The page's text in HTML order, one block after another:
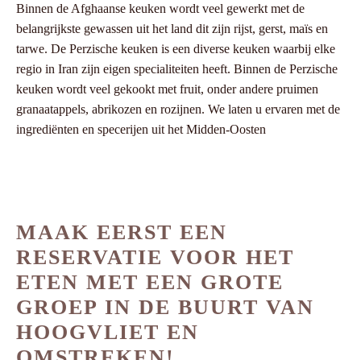
Binnen de Afghaanse keuken wordt veel gewerkt met de
belangrijkste gewassen uit het land dit zijn rijst, gerst, maïs en
tarwe. De Perzische keuken is een diverse keuken waarbij elke
regio in Iran zijn eigen specialiteiten heeft. Binnen de Perzische
keuken wordt veel gekookt met fruit, onder andere pruimen
granaatappels, abrikozen en rozijnen. We laten u ervaren met de
ingrediënten en specerijen uit het Midden-Oosten
MAAK EERST EEN
RESERVATIE VOOR HET
ETEN MET EEN GROTE
GROEP IN DE BUURT VAN
HOOGVLIET EN